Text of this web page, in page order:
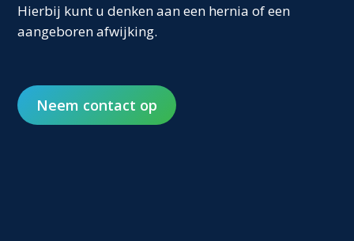
Hierbij kunt u denken aan een hernia of een
aangeboren afwijking.
Neem contact op